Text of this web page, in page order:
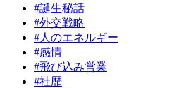
#誕生秘話
#外交戦略
#人のエネルギー
#感情
#飛び込み営業
#社歴